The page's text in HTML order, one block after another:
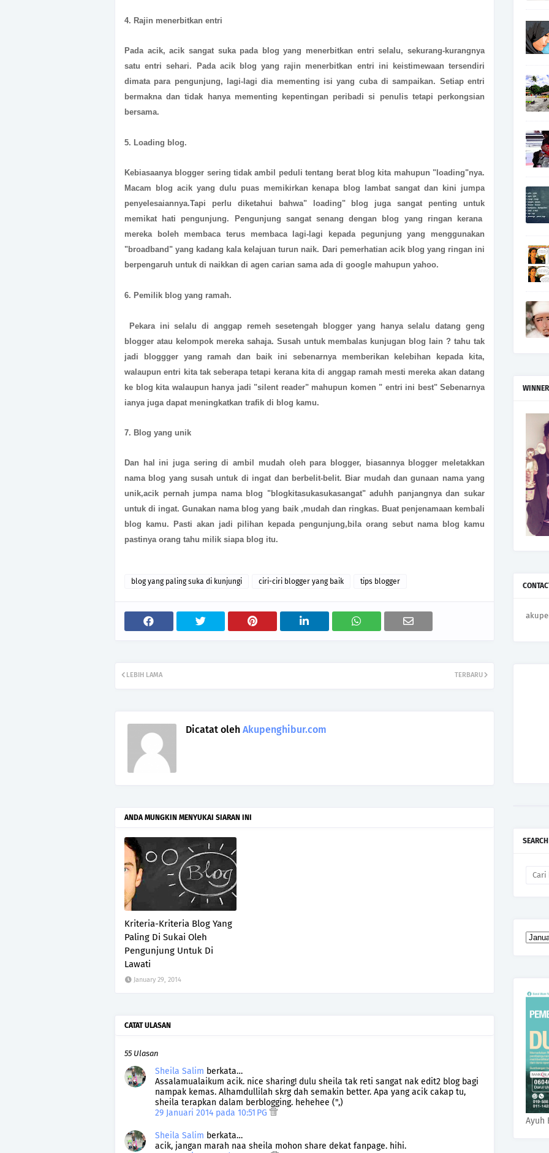
4. Rajin menerbitkan entri
Pada acik, acik sangat suka pada blog yang menerbitkan entri selalu, sekurang-kurangnya
satu entri sehari. Pada acik blog yang rajin menerbitkan entri ini keistimewaan tersendiri
dimata para pengunjung, lagi-lagi dia mementing isi yang cuba di sampaikan. Setiap entri
bermakna dan tidak hanya mementing kepentingan peribadi si penulis tetapi perkongsian
bersama.
5. Loading blog.
Kebiasaanya blogger sering tidak ambil peduli tentang berat blog kita mahupun "loading"nya.
Macam blog acik yang dulu puas memikirkan kenapa blog lambat sangat dan kini jumpa
penyelesaiannya.Tapi perlu diketahui bahwa" loading" blog juga sangat penting untuk
memikat hati pengunjung. Pengunjung sangat senang dengan blog yang ringan kerana
mereka boleh membaca terus membaca lagi-lagi kepada pegunjung yang menggunakan
"broadband" yang kadang kala kelajuan turun naik. Dari pemerhatian acik blog yang ringan ini
berpengaruh untuk di naikkan di agen carian sama ada di google mahupun yahoo.
6. Pemilik blog yang ramah.
Pekara ini selalu di anggap remeh sesetengah blogger yang hanya selalu datang geng
blogger atau kelompok mereka sahaja. Susah untuk membalas kunjugan blog lain ? tahu tak
jadi bloggger yang ramah dan baik ini sebenarnya memberikan kelebihan kepada kita,
walaupun entri kita tak seberapa tetapi kerana kita di anggap ramah mesti mereka akan datang
ke blog kita walaupun hanya jadi "silent reader" mahupun komen " entri ini best" Sebenarnya
ianya juga dapat meningkatkan trafik di blog kamu.
7. Blog yang unik
Dan hal ini juga sering di ambil mudah oleh para blogger, biasannya blogger meletakkan
nama blog yang susah untuk di ingat dan berbelit-belit. Biar mudah dan gunaan nama yang
unik,acik pernah jumpa nama blog "blogkitasukasukasangat" aduhh panjangnya dan sukar
untuk di ingat. Gunakan nama blog yang baik ,mudah dan ringkas. Buat penjenamaan kembali
blog kamu. Pasti akan jadi pilihan kepada pengunjung,bila orang sebut nama blog kamu
pastinya orang tahu milik siapa blog itu.
blog yang paling suka di kunjungi ciri-ciri blogger yang baik tips blogger
TERBARU
LEBIH LAMA
Dicatat oleh Akupenghibur.com
ANDA MUNGKIN MENYUKAI SIARAN INI
Kriteria-Kriteria Blog Yang
Paling Di Sukai Oleh
Pengunjung Untuk Di
Lawati
January 29, 2014
CATAT ULASAN
55 Ulasan
Sheila Salim berkata…
Assalamualaikum acik. nice sharing! dulu sheila tak reti sangat nak edit2 blog bagi
nampak kemas. Alhamdullilah skrg dah semakin better. Apa yang acik cakap tu,
sheila terapkan dalam berblogging. hehehee (",)
29 Januari 2014 pada 10:51 PG
Sheila Salim berkata…
acik, jangan marah naa sheila mohon share dekat fanpage. hihi.
Ayuh